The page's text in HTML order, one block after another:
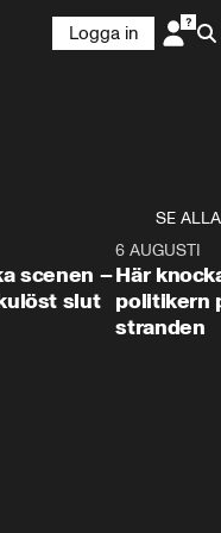
Logga in
SE ALLA
0:42
scenen –
slut
6 AUGUSTI
Här
politikern
stranden